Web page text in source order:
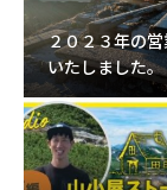
２０２３年の
いたしました。